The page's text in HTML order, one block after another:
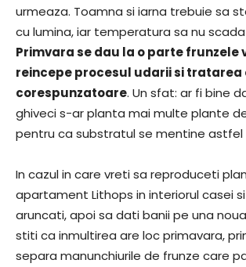
urmeaza. Toamna si iarna trebuie sa
cu lumina, iar temperatura sa nu scada
Primvara se dau la o parte frunzele
reincepe procesul udarii si tratarea
corespunzatoare. Un sfat: ar fi bine
ghiveci s-ar planta mai multe plante
pentru ca substratul se mentine
In cazul in care vreti sa reproduceti
apartament Lithops in interiorul casei
aruncati, apoi sa dati banii pe una
stiti ca inmultirea are loc primavara,
separa manunchiurile de frunze care